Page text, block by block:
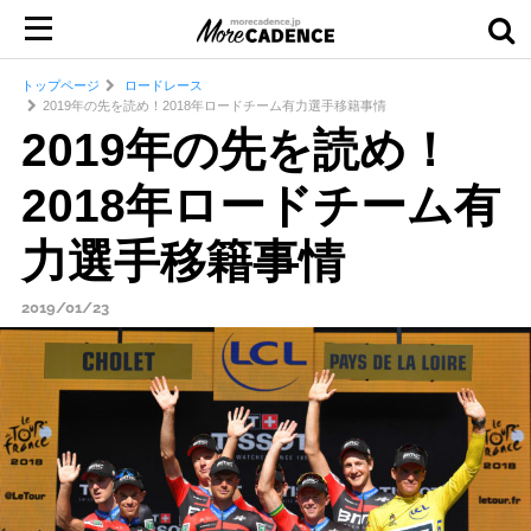
トップページ
ロードレース
2019年の先を読め！2018年ロードチーム有力選手移籍事情
2019年の先を読め！
2018年ロードチーム有
力選手移籍事情
2019/01/23